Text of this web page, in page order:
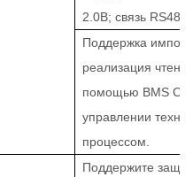
2.0В; связь RS485;
Поддержка
реализация
помощью BMS
управлении
процессом.
Поддержите